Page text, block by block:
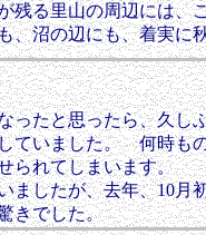
る里山の周辺には、
沼の辺にも、着実に
たと思ったら、久し
ていました。 何時も
られてしまいます。
したが、去年、10月
きでした。